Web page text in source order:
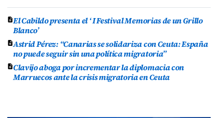
El Cabildo presenta el ‘ I Festival Memorias de un Grillo
Blanco’
Astrid Pérez: “Canarias se solidariza con Ceuta: España
no puede seguir sin una política migratoria”
Clavijo aboga por incrementar la diplomacia con
Marruecos ante la crisis migratoria en Ceuta